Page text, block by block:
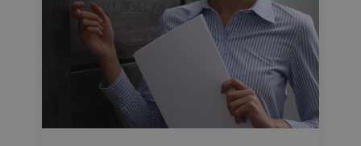
såväl ny som äldre praxis.